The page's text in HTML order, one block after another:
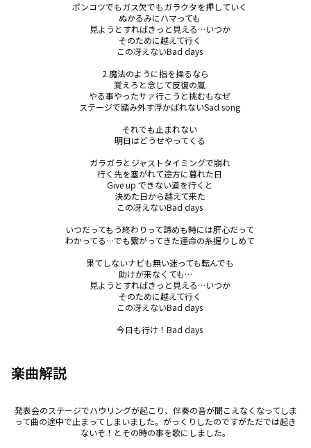
ポンコツでもガス欠でもガラクタを押していく
ぬかるみにハマっても
見ようとすればきっと見える…いつか
そのために越えて行く
この冴えないBad days
2.魔法のように指を操るなら
覚えろと念じて反復の嵐
やる事やったサァ行こうと挑むもなぜ
ステージで踏み外す浮かばれないSad song
それでも止まれない
明日はどうせやってくる
ガラガラとジャストタイミングで崩れ
行く先を塞がれて途方に暮れた日
Give up できない道を行くと
決めた日から越えて来た
この冴えないBad days
いつだってもう終わりって諦めも時には肝心だって
わかってる…でも繋がってきた運命の糸握りしめて
果てしないナビも無い迷っても転んでも
助けが来なくても…
見ようとすればきっと見える…いつか
そのために越えて行く
この冴えないBad days
今日も行け！Bad days
楽曲解説
発表会のステージでハウリングが起こり、伴奏の音が聞こえなくなってしま
って曲の途中で止まってしまいました。がっくりしたのですがただでは起き
ないぞ！とその時の事を歌にしました。